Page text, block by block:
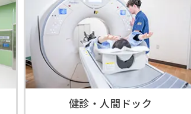
健診・人間ドック